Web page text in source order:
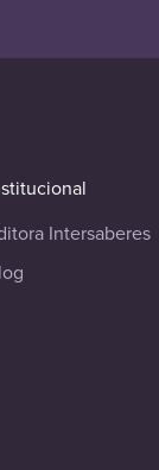
Intersaberes